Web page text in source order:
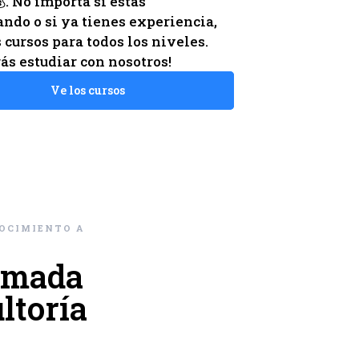
o si ya tienes experiencia,
cursos para todos los niveles.
estudiar con nosotros!
Ve los cursos
A